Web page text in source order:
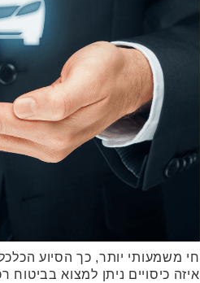
חי משמעותי יותר, כך הסיוע
איזה כיסויים ניתן למצוא בביטוח